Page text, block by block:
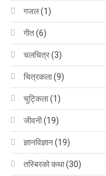
गजल(1)
गीत(6)
चलचित्र(3)
चित्रकला(9)
चुट्किला(1)
जीवनी(19)
ज्ञानविज्ञान(19)
तस्बिरको कथा(30)